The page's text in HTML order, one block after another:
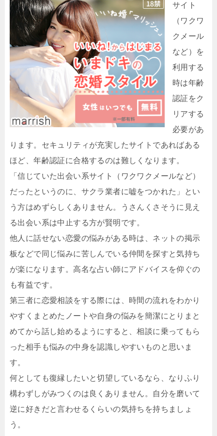
サイト
（ワクワ
クメール
など）を
利用する
時は年齢
認証をク
リアする
必要があ
ります。セキュリティが充実したサイトであればある
ほど、年齢認証に合格するのは難しくなります。
「信じていた出会い系サイト（ワクワクメールなど）
だったというのに、サクラ業者に嘘をつかれた」とい
う方はめずらしくありません。うさんくさそうに見え
る出会い系は中止する方が賢明です。
他人に話せない恋愛の悩みがある時は、ネットの掲示
板などで同じ悩みに苦しんでいる仲間を探すと気持ち
が楽になります。高名な占い師にアドバイスを仰ぐの
も有益です。
第三者に恋愛相談をする際には、時間の流れをわかり
やすくまとめたノートや自身の悩みを簡潔にとりまと
めてから話し始めるようにすると、相談に乗ってもら
った相手も悩みの中身を認識しやすいものと思いま
す。
何としても復縁したいと切望しているなら、なりふり
構わずしがみつくのは良くありません。自分を磨いて
逆に好きだと言わせるくらいの気持ちを持ちましょ
う。